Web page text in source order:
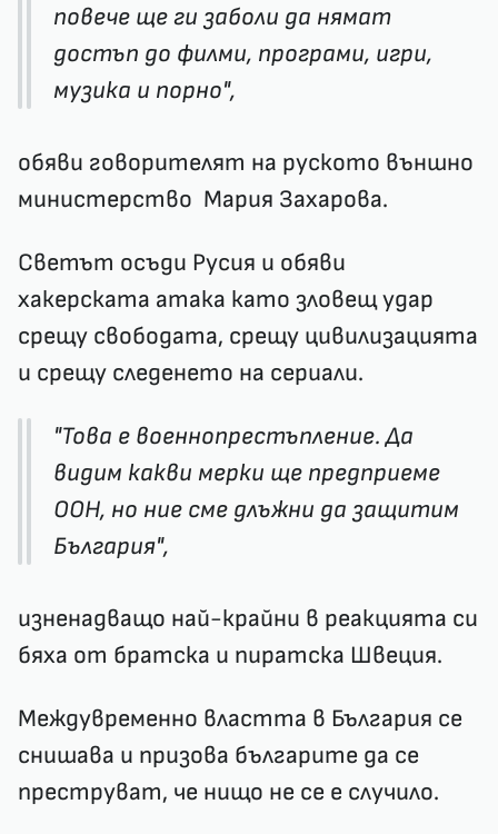
повече ще ги заболи да нямат
достъп до филми, програми, игри,
музика и порно",
обяви говорителят на руското външно
министерство Мария Захарова.
Светът осъди Русия и обяви
хакерската атака като зловещ удар
срещу свободата, срещу цивилизацията
и срещу следенето на сериали.
"Това е военнопрестъпление. Да
видим какви мерки ще предприеме
ООН, но ние сме длъжни да защитим
България",
изненадващо най-крайни в реакцията си
бяха от братска и пиратска Швеция.
Междувременно властта в България се
снишава и призова българите да се
преструват, че нищо не се е случило.